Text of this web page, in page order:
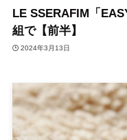
LE SSERAFIM「
組で【前半】
2024年3月13日